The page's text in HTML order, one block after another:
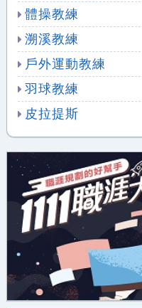
體操教練
溯溪教練
戶外運動教練
羽球教練
皮拉提斯